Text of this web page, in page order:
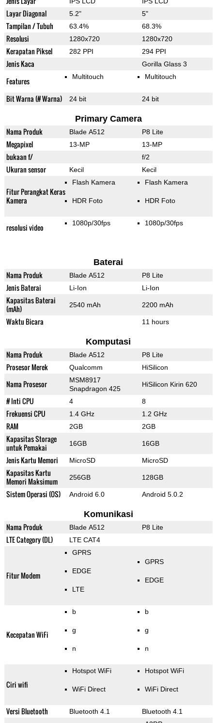
Layar Diagonal 5.2" 5"
Tampilan / Tubuh 63.4% 68.3%
Resolusi 1280x720 1280x720
Kerapatan Piksel 282 PPI 294 PPI
Jenis Kaca Gorilla Glass 3
Features Multitouch Multitouch
Bit Warna (# Warna) 24 bit 24 bit
Primary Camera
Nama Produk Blade A512 P8 Lite
Megapixel 13-MP 13-MP
bukaan f/ f/2
Ukuran sensor Kecil Kecil
Fitur Perangkat Keras
Kamera
Flash Kamera
HDR Foto
Flash Kamera
HDR Foto
resolusi video 1080p/30fps 1080p/30fps
Baterai
Nama Produk Blade A512 P8 Lite
Jenis Baterai Li-Ion Li-Ion
Kapasitas Baterai
(mAh)
2540 mAh 2200 mAh
Waktu Bicara 11 hours
Komputasi
Nama Produk Blade A512 P8 Lite
Prosesor Merek Qualcomm HiSilicon
Nama Prosesor
MSM8917
Snapdragon 425
HiSilicon Kirin 620
# Inti CPU 4 8
Frekuensi CPU 1.4 GHz 1.2 GHz
RAM 2GB 2GB
Kapasitas Storage
untuk Pemakai
16GB 16GB
Jenis Kartu Memori MicroSD MicroSD
Kapasitas Kartu
Memori Maksimum
256GB 128GB
Sistem Operasi (OS) Android 6.0 Android 5.0.2
Komunikasi
Nama Produk Blade A512 P8 Lite
LTE Category (DL) LTE CAT4
Fitur Modem
GPRS
EDGE
LTE
GPRS
EDGE
Kecepatan WiFi
b
g
n
b
g
n
Ciri wifi
Hotspot WiFi
WiFi Direct
Hotspot WiFi
WiFi Direct
Versi Bluetooth Bluetooth 4.1
Bluetooth 4.1